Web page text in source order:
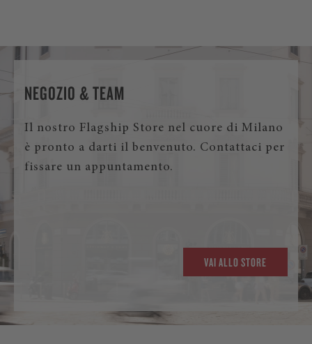
NEGOZIO & TEAM
Il nostro Flagship Store nel cuore di Milano
è pronto a darti il benvenuto. Contattaci per
fissare un appuntamento.
VAI ALLO STORE